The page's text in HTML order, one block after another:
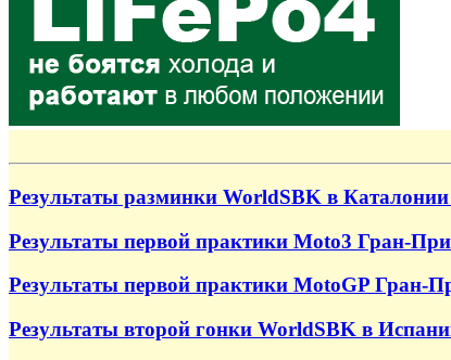
Результаты разминки WorldSBK в
Результаты первой практики Moto3 Гран-
Результаты первой практики MotoGP Гран-
Результаты второй гонки WorldSBK в